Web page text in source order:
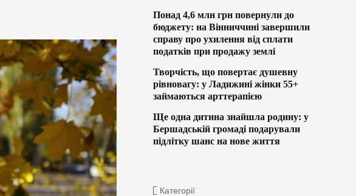
Понад 4,6 млн грн повернули до
бюджету: на Вінниччині завершили
справу про ухилення від сплати
податків при продажу землі
Творчість, що повертає душевну
рівновагу: у Ладижині жінки 55+
займаються арттерапією
Ще одна дитина знайшла родину: у
Бершадській громаді подарували
підлітку шанс на нове життя
Категорії